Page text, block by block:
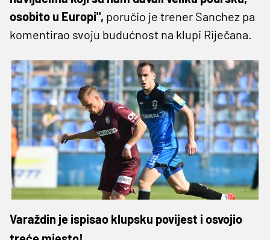
osobito u Europi", poručio je trener Sanchez pa
komentirao svoju budućnost na klupi Riječana.
Varaždin je ispisao klupsku povijest i osvojio